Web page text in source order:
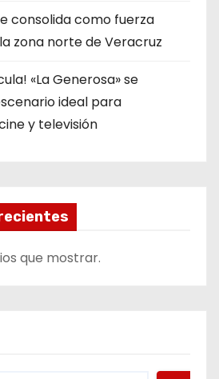
consolida como fuerza
zona norte de Veracruz
«La Generosa» se
ideal para
y televisión
que mostrar.